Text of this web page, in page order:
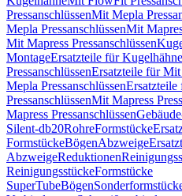
PressanschlüssenMit Mepla
Mepla PressanschlüssenMit
Mit Mapress Pressanschlüssen
MontageErsatzteile für
PressanschlüssenErsatzteile für Mit
Mepla Pressanschlüssen
PressanschlüssenMit Mapress
Mapress Pressanschlüssen
Silent-db20RohreFormstücke
FormstückeBögenAbzweige
AbzweigeReduktionen
ReinigungsstückeFormstücke
SuperTubeBögen